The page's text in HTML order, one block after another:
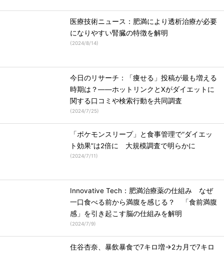
医療技術ニュース：肥満により透析治療が必要
になりやすい腎臓の特徴を解明
(2024/8/14)
今日のリサーチ：「痩せる」投稿が最も増える
時期は？――ホットリンクとXがダイエットに
関する口コミや検索行動を共同調査
(2024/7/25)
「ポケモンスリープ」と食事管理で“ダイエッ
ト効果”は2倍に 大規模調査で明らかに
(2024/7/11)
Innovative Tech：肥満治療薬の仕組み なぜ
一口食べる前から満腹を感じる？ 「食前満腹
感」を引き起こす脳の仕組みを解明
(2024/7/9)
住谷杏奈、暴飲暴食で7キロ増→2カ月で7キロ